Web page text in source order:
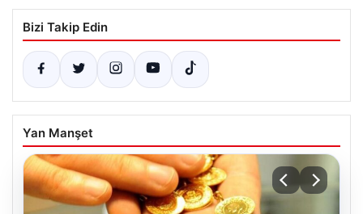
Bizi Takip Edin
Yan Manşet